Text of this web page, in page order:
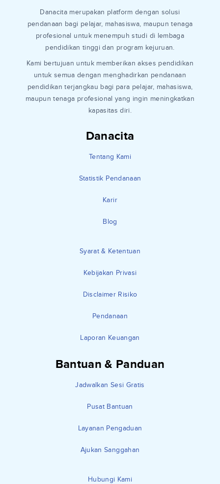
Danacita
Tentang Kami
Statistik Pendanaan
Karir
Blog
Syarat & Ketentuan
Kebijakan Privasi
Disclaimer Risiko
Pendanaan
Laporan Keuangan
Bantuan & Panduan
Jadwalkan Sesi Gratis
Pusat Bantuan
Layanan Pengaduan
Ajukan Sanggahan
Hubungi Kami
Danacita merupakan platform dengan solusi
pendanaan bagi pelajar, mahasiswa, maupun tenaga
profesional untuk menempuh studi di lembaga
pendidikan tinggi dan program kejuruan.
Kami bertujuan untuk memberikan akses pendidikan
untuk semua dengan menghadirkan pendanaan
pendidikan terjangkau bagi para pelajar, mahasiswa,
maupun tenaga profesional yang ingin meningkatkan
kapasitas diri.